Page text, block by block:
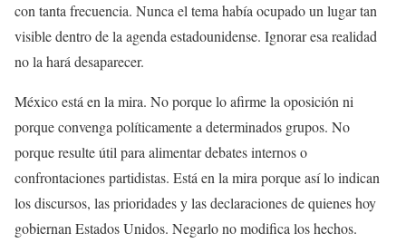
con tanta frecuencia. Nunca el tema había ocupado un lugar tan
visible dentro de la agenda estadounidense. Ignorar esa realidad
no la hará desaparecer.
México está en la mira. No porque lo afirme la oposición ni
porque convenga políticamente a determinados grupos. No
porque resulte útil para alimentar debates internos o
confrontaciones partidistas. Está en la mira porque así lo indican
los discursos, las prioridades y las declaraciones de quienes hoy
gobiernan Estados Unidos. Negarlo no modifica los hechos.